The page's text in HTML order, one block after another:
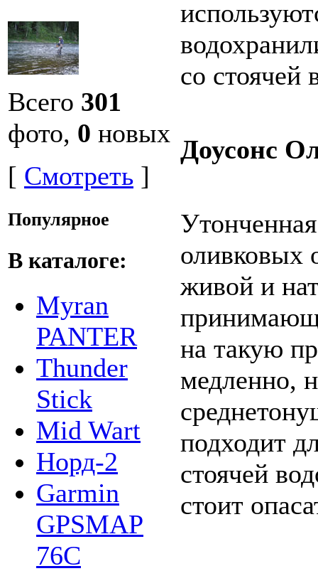
Всего 301
фото, 0 новых
[ Смотреть ]
Популярное
В каталоге:
Myran
PANTER
Thunder
Stick
Mid Wart
Норд-2
Garmin
GPSMAP
76C
со стоячей
Доусонс
оливковых
живой и
на такую
медленно,
подходит
стоячей
стоит